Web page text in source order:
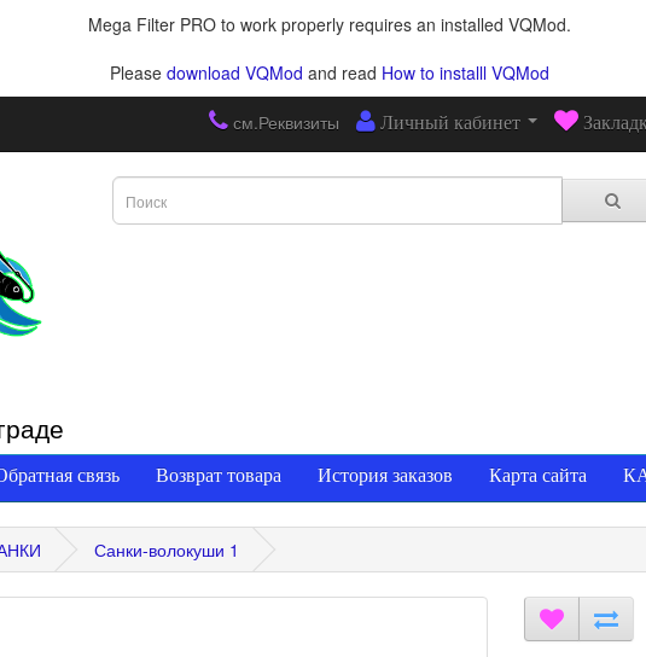
Mega Filter PRO to work properly requires an installed VQMod.
Please download VQMod and read How to installl VQMod
см.Реквизиты Личный кабинет
связь Возврат товара История заказов Карта сайта
Санки-волокуши 1